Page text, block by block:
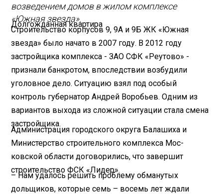
возведением домов в жилом комплексе
«Южная звезда».
Долгожданная квартира
Строительство корпусов 9, 9А и 9Б ЖК «Южная
звезда» было начато в 2007 году. В 2012 году
застройщика комплекса - ЗАО СФК «Реутово» -
признали банкротом, впоследствии возбудили
уголовное дело. Ситуацию взял под особый
контроль губернатор Андрей Воробьев. Одним из
вариантов выхода из сложной ситуации стала смена
застройщика.
Администрация городского округа Балашиха и
Министерство строительного комплекса Мос­
ковской области договорились, что завершит
строительство ФСК «Лидер».
– Нам удалось решить проб­лему обманутых
дольщиков, которые семь – восемь лет ждали